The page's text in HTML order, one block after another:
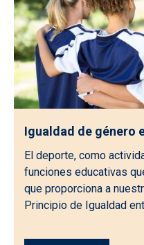
Igualdad de género
El deporte, como
funciones educativas
que proporciona a
Principio de Igualdad